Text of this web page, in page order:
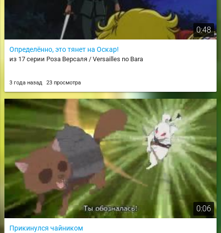
0:48
Определённо, это тянет на Оскар!
из 17 серии Роза Версаля / Versailles no Bara
3 года назад 23 просмотра
0:06
Прикинулся чайником